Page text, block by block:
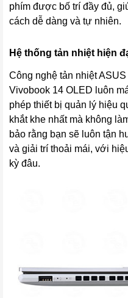
phím được bố trí đầy đủ,
cách dễ dàng và tự nhiên.
Hệ thống tản nhiệt hiện
Công nghệ tản nhiệt
Vivobook 14 OLED luôn
phép thiết bị quản lý hiệu
khắt khe nhất mà không
bảo rằng bạn sẽ luôn tận
và giải trí thoải mái, với
kỳ đâu.